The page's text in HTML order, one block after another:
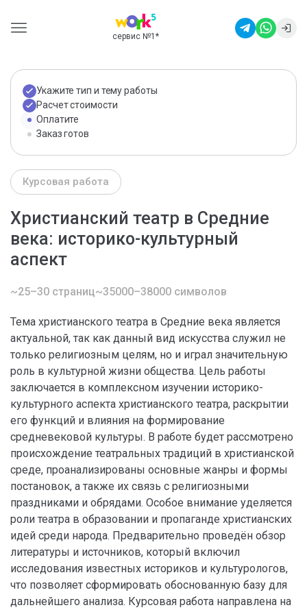
сервис №1 *
Укажите тип и тему работы
Расчет стоимости
Оплатите
Заказ готов
Курсовая работа
Христианский театр в Средние
века: историко-культурный
аспект
~25–30 страниц~35000–38000 символов
Тема христианского театра в Средние века является
актуальной, так как данный вид искусства служил не
только религиозным целям, но и играл значительную
роль в культурной жизни общества. Цель работы
заключается в комплексном изучении историко-
культурного аспекта христианского театра, раскрытии
его функций и влияния на формирование
средневековой культуры. В работе будет рассмотрено
происхождение театральных традиций в христианской
среде, проанализированы основные жанры и формы
постановок, а также их связь с религиозными
праздниками и обрядами. Особое внимание уделяется
роли театра в образовании и пропаганде христианских
идей среди народа. Предварительно проведён обзор
литературы и источников, который включил
исследования известных историков и культурологов,
что позволяет сформировать обоснованную базу для
дальнейшего анализа. Курсовая работа направлена на